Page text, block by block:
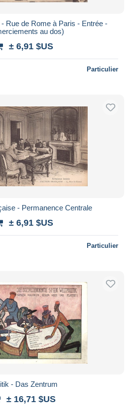
Rue de Rome à Paris - Entrée -
au dos)
± 6,91 $US
Particulier
- Permanence Centrale
± 6,91 $US
Particulier
- Das Zentrum
± 16,71 $US